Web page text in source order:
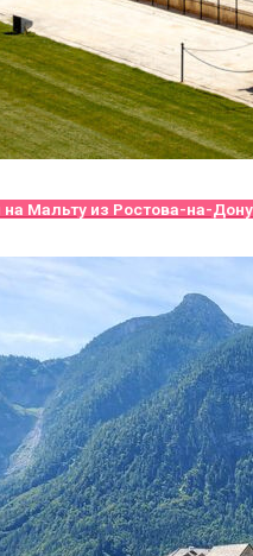
Мальту из Ростова-на-Дону